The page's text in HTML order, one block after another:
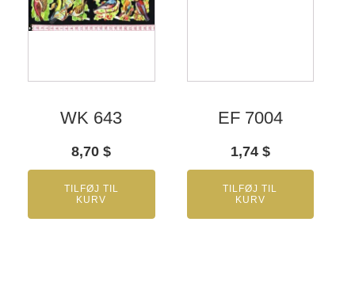
WK 643
8,70$
TILFØJ TIL
KURV
EF 7004
1,74 $
TILFØJ TIL
KURV